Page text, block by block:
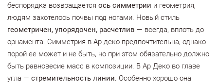
беспорядка возвращается ось симметрии и геометрия,
людям захотелось почвы под ногами. Новый стиль
геометричен, упорядочен, расчетлив — всегда, вплоть до
орнамента. Симметрия в Ар деко предпочтительна, однако
порой ее может и не быть, но при этом обязательно должно
быть равновесие масс в композиции. В Ар Деко во главе
угла — стремительность линии. Особенно хорошо она